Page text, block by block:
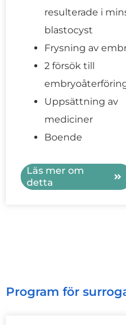
resulterade i
blastocyst
Frysning av
2 försök till
Uppsättning av
mediciner
Boende
Läs mer om
detta
Program för